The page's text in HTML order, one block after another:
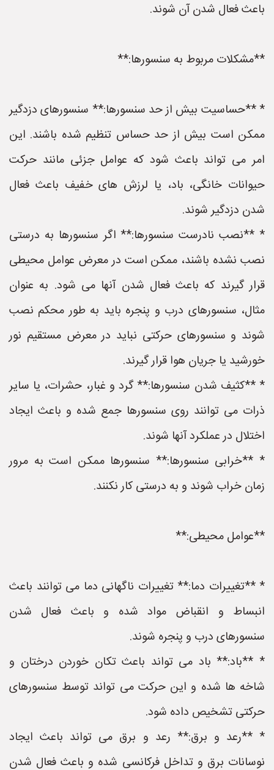
باعث فعال شدن آن شوند.
**مشکلات مربوط به سنسورها:**
* **حساسیت بیش از حد سنسورها:** سنسورهای دزدگیر
ممکن است بیش از حد حساس تنظیم شده باشند. این
امر می تواند باعث شود که عوامل جزئی مانند حرکت
حیوانات خانگی، باد، یا لرزش های خفیف باعث فعال
شدن دزدگیر شوند.
* **نصب نادرست سنسورها:** اگر سنسورها به درستی
نصب نشده باشند، ممکن است در معرض عوامل محیطی
قرار گیرند که باعث فعال شدن آنها می شود. به عنوان
مثال، سنسورهای درب و پنجره باید به طور محکم نصب
شوند و سنسورهای حرکتی نباید در معرض مستقیم نور
خورشید یا جریان هوا قرار گیرند.
* **کثیف شدن سنسورها:** گرد و غبار، حشرات، یا سایر
ذرات می توانند روی سنسورها جمع شده و باعث ایجاد
اختلال در عملکرد آنها شوند.
* **خرابی سنسورها:** سنسورها ممکن است به مرور
زمان خراب شوند و به درستی کار نکنند.
**عوامل محیطی:**
* **تغییرات دما:** تغییرات ناگهانی دما می توانند باعث
انبساط و انقباض مواد شده و باعث فعال شدن
سنسورهای درب و پنجره شوند.
* **باد:** باد می تواند باعث تکان خوردن درختان و
شاخه ها شده و این حرکت می تواند توسط سنسورهای
حرکتی تشخیص داده شود.
* **رعد و برق:** رعد و برق می تواند باعث ایجاد
نوسانات برق و تداخل فرکانسی شده و باعث فعال شدن